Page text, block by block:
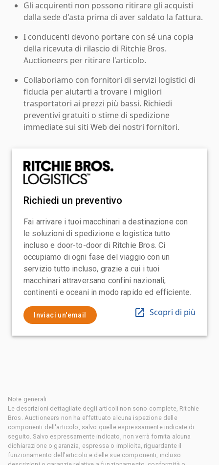
Gli acquirenti non possono ritirare gli acquisti
dalla sede d'asta prima di aver saldato la fattura.
I conducenti devono portare con sé una copia
della ricevuta di rilascio di Ritchie Bros.
Auctioneers per ritirare l'articolo.
Collaboriamo con fornitori di servizi logistici di
fiducia per aiutarti a trovare i migliori
trasportatori ai prezzi più bassi. Richiedi
preventivi gratuiti o stime di spedizione
immediate sui siti Web dei nostri fornitori.
Richiedi un preventivo
Fai arrivare i tuoi macchinari a destinazione con
le soluzioni di spedizione e logistica tutto
incluso e door-to-door di Ritchie Bros. Ci
occupiamo di ogni fase del viaggio con un
servizio tutto incluso, grazie a cui i tuoi
macchinari attraversano confini nazionali,
continenti e oceani in modo rapido ed efficiente.
Inviaci un'email Scopri di più
Note generali
Le descrizioni dettagliate degli articoli non sono complete, Ritchie
Bros. Auctioneers non ha effettuato alcuna ispezione delle
componenti dell'articolo, salvo quelle espressamente indicate di
seguito. Salvo espressamente indicato, non verrà fornita alcuna
dichiarazione o garanzia, espressa o implicita, riguardante il
funzionamento dell'articolo e delle sue componenti, incluso